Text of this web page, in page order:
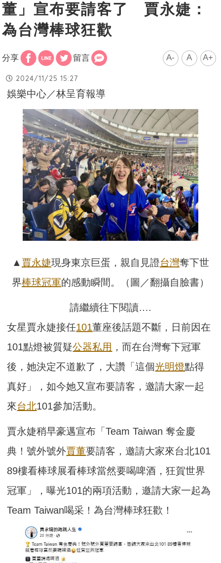
董」宣布要請客了 賈永婕：
為台灣棒球狂歡
分享 留言 A- A A+
2024/11/25 15:27
娛樂中心／林呈育報導
▲ 賈永婕現身東京巨蛋，親自見證台灣奪下世
界棒球冠軍的感動瞬間。（圖／翻攝自臉書）
請繼續往下閱讀….
女星賈永婕接任101董座後話題不斷，日前因在
101點燈被質疑公器私用 ，而在台灣奪下冠軍
後，她決定不道歉了，大讚「這個光明燈點得
真好」，如今她又宣布要請客，邀請大家一起
來台北101參加活動。
賈永婕稍早豪邁宣布「Team Taiwan 奪金慶
典！號外號外賈董要請客，邀請大家來台北101
89樓看棒球展看棒球當然要喝啤酒，狂賀世界
冠軍」，曝光101的兩項活動，邀請大家一起為
Team Taiwan喝采！為台灣棒球狂歡！